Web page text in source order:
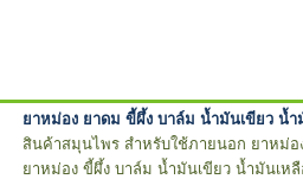
ยาหม่อง ยาดม ขี้ผึ้ง บาล์ม น้ำมันเขียว น้ำ
สินค้าสมุนไพร สำหรับใช้ภายนอก ยาหม่
ยาหม่อง ขี้ผึ้ง บาล์ม น้ำมันเขียว น้ำมันเห